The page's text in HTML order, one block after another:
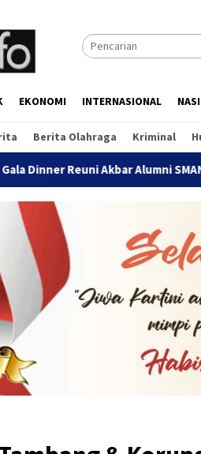
EKONOMI INTERNASIONAL
Berita Olahraga Kriminal
Alumni SMANDA Bengkulu 2026